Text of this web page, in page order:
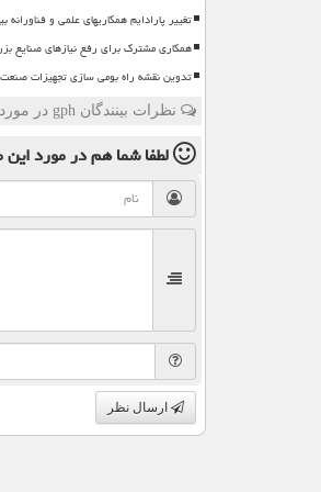
تغییر پارادایم همکاریهای علمی و فناورانه
همکاری مشترک برای رفع نیازهای صنایع
تدوین نقشه راه بومی سازی تجهیزات
نظرات بینندگان gph در مورد این مطلب
لطفا شما همدر مورد
ارسال نظر